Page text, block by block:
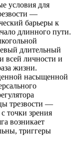
условия для
—
барьеры к
длинного пути.
длительный
всей личности и
жизни.
насыщенной
трезвости —
точки зрения
возникает
триггеры